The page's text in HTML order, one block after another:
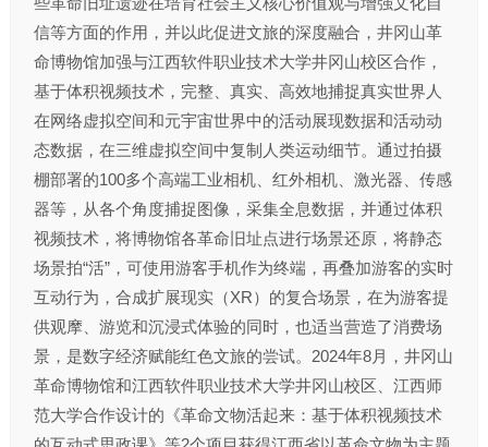
信等方面的作用，并以此促进文旅的深度融合，井冈山革
命博物馆加强与江西软件职业技术大学井冈山校区合作，
基于体积视频技术，完整、真实、高效地捕捉真实世界人
在网络虚拟空间和元宇宙世界中的活动展现数据和活动动
态数据，在三维虚拟空间中复制人类运动细节。通过拍摄
棚部署的100多个高端工业相机、红外相机、激光器、传感
器等，从各个角度捕捉图像，采集全息数据，并通过体积
视频技术，将博物馆各革命旧址点进行场景还原，将静态
场景拍“活”，可使用游客手机作为终端，再叠加游客的实时
互动行为，合成扩展现实（XR）的复合场景，在为游客提
供观摩、游览和沉浸式体验的同时，也适当营造了消费场
景，是数字经济赋能红色文旅的尝试。2024年8月，井冈山
革命博物馆和江西软件职业技术大学井冈山校区、江西师
范大学合作设计的《革命文物活起来：基于体积视频技术